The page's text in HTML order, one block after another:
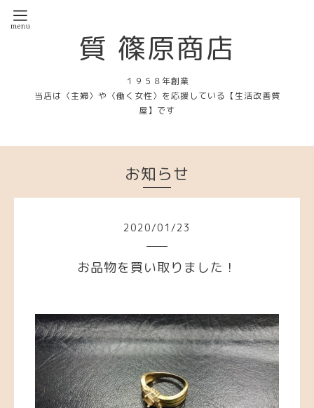
質 篠原商店
１９５８年創業
当店は〈主婦〉や〈働く女性〉を応援している【生活改善質
屋】です
お知らせ
2020/01 /23
お品物を買い取りました！